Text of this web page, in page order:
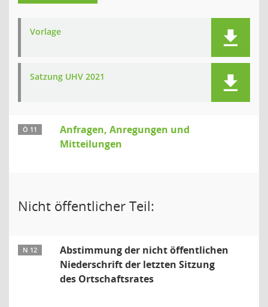
Vorlage
Satzung UHV 2021
Ö 11
Anfragen, Anregungen und
Mitteilungen
Nicht öffentlicher Teil:
N 12
Abstimmung der nicht öffentlichen
Niederschrift der letzten Sitzung
des Ortschaftsrates